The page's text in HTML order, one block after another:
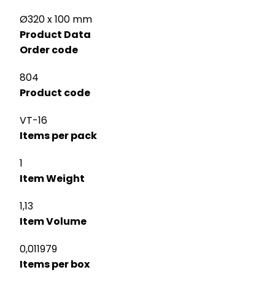
Ø320 x 100 mm
Product Data
Order code
804
Product code
VT-16
Items per pack
1
Item Weight
1,13
Item Volume
0,011979
Items per box